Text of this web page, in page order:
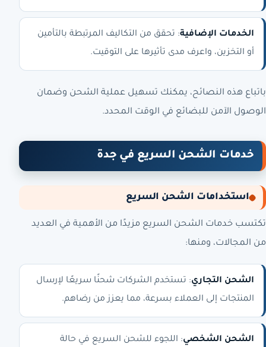
الخدمات الإضافية: تحقق من التكاليف المرتبطة بالتأمين
أو التخزين، واعرف مدى تأثيرها على التوقيت.
باتباع هذه النصائح، يمكنك تسهيل عملية الشحن وضمان
الوصول الآمن للبضائع في الوقت المحدد.
خدمات الشحن السريع في جدة
استخدامات الشحن السريع
تكتسب خدمات الشحن السريع مزيدًا من الأهمية في العديد
من المجالات، ومنها:
الشحن التجاري: تستخدم الشركات شحنًا سريعًا لإرسال
المنتجات إلى العملاء بسرعة، مما يعزز من رضاهم.
الشحن الشخصي: اللجوء للشحن السريع في حالة